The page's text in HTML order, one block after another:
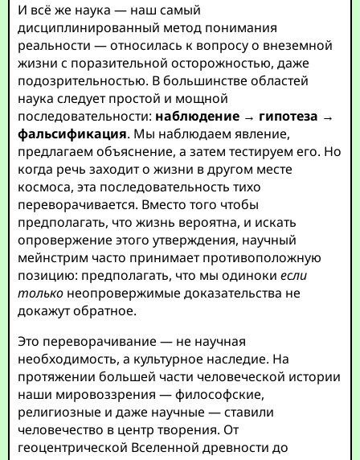
И всё же наука — наш самый
дисциплинированный метод понимания
реальности — относилась к вопросу о внеземной
жизни с поразительной осторожностью, даже
подозрительностью. В большинстве областей
наука следует простой и мощной
последовательности: наблюдение → гипотеза →
фальсификация. Мы наблюдаем явление,
предлагаем объяснение, а затем тестируем его. Но
когда речь заходит о жизни в другом месте
космоса, эта последовательность тихо
переворачивается. Вместо того чтобы
предполагать, что жизнь вероятна, и искать
опровержение этого утверждения, научный
мейнстрим часто принимает противоположную
позицию: предполагать, что мы одинокиесли
только неопровержимые доказательства не
докажут обратное.
Это переворачивание — не научная
необходимость, а культурное наследие. На
протяжении большей части человеческой истории
наши мировоззрения — философские,
религиозные и даже научные — ставили
человечество в центр творения. От
геоцентрической Вселенной древности до